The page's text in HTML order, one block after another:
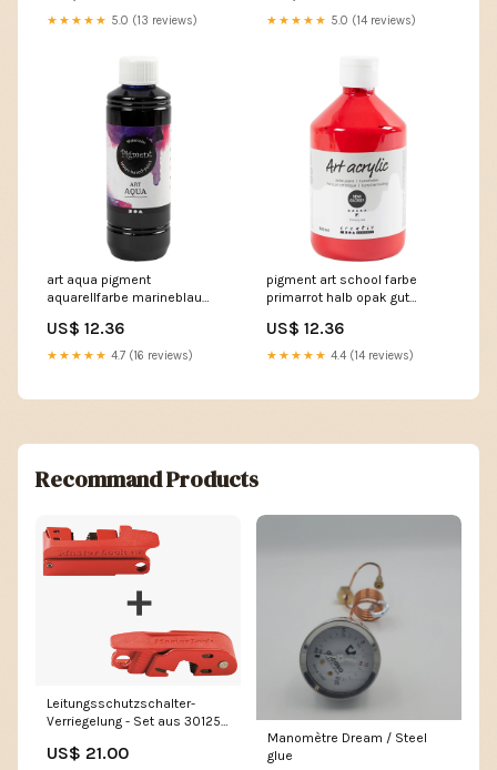
★★★★★ 5.0 (13 reviews) ★★★★★ 5.0 (14 reviews)
art aqua pigment
aquarellfarbe marineblau
US$ 12.36
★★★★★ 4.7 (16 reviews)
pigment art school farbe
primarrot halb opak gut
shopping-and-gift-bags
US$ 12.36
★★★★★ 4.4 (14 reviews)
Recommand Products
Leitungsschutzschalter-
Verriegelung - Set aus 301257
US$ 21.00
Manomètre Dream / Steel
glue